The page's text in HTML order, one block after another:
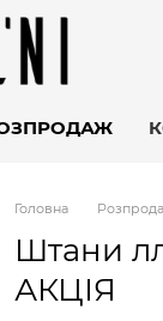
Головна
Штани
АКЦІЯ